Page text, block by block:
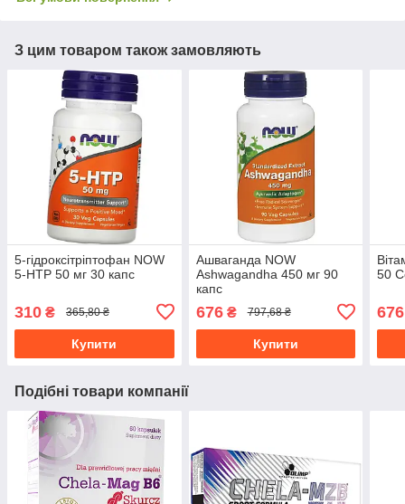
З цим товаром також замовляють
5-гідроксітріптофан NOW
5-HTP 50 мг 30 капс
310 ₴ 365,80 ₴
Купити
Ашваганда NOW
Ashwagandha 450 мг 90
капс
676₴ 797,68 ₴
Купити
50
676
Подібні товари компанії